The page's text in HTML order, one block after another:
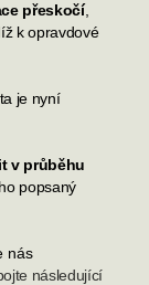
přeskočí,
k opravdové
je nyní
v průběhu
popsaný
nás
následující